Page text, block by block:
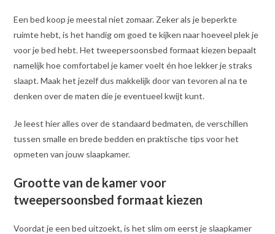
Een bed koop je meestal niet zomaar. Zeker als je beperkte
ruimte hebt, is het handig om goed te kijken naar hoeveel plek je
voor je bed hebt. Het tweepersoonsbed formaat kiezen bepaalt
namelijk hoe comfortabel je kamer voelt én hoe lekker je straks
slaapt. Maak het jezelf dus makkelijk door van tevoren al na te
denken over de maten die je eventueel kwijt kunt.
Je leest hier alles over de standaard bedmaten, de verschillen
tussen smalle en brede bedden en praktische tips voor het
opmeten van jouw slaapkamer.
Grootte van de kamer voor
tweepersoonsbed formaat kiezen
Voordat je een bed uitzoekt, is het slim om eerst je slaapkamer